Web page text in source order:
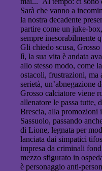
Sarà che vanno a
la nostra decadente
partire come un juke-
sempre inesorabilmente
Gli chiedo scusa,
lì, la sua vita è andata
allo stesso modo, come
ostacoli, frustrazioni, ma
serietà, un’abnegazione
Grosso calciatore viene
allenatore le passa tutte,
Brescia, alla promozioni
Sassuolo, passando
di Lione, legnata per
lanciata dai simpatici
impresa da criminali
mezzo sfigurato in
è personaggio anti-